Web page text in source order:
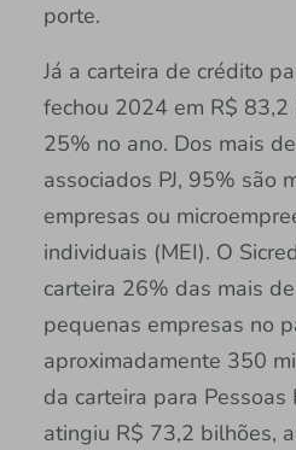
porte.
Já a carteira de crédito
fechou 2024 em R$
25% no ano. Dos mais
associados PJ, 95% são
empresas ou
individuais (MEI). O
carteira 26% das mais
pequenas empresas no
aproximadamente 350
da carteira para Pessoas
atingiu R$ 73,2 bilhões,